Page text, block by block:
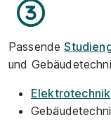
Passende
und
Elektrotechnik